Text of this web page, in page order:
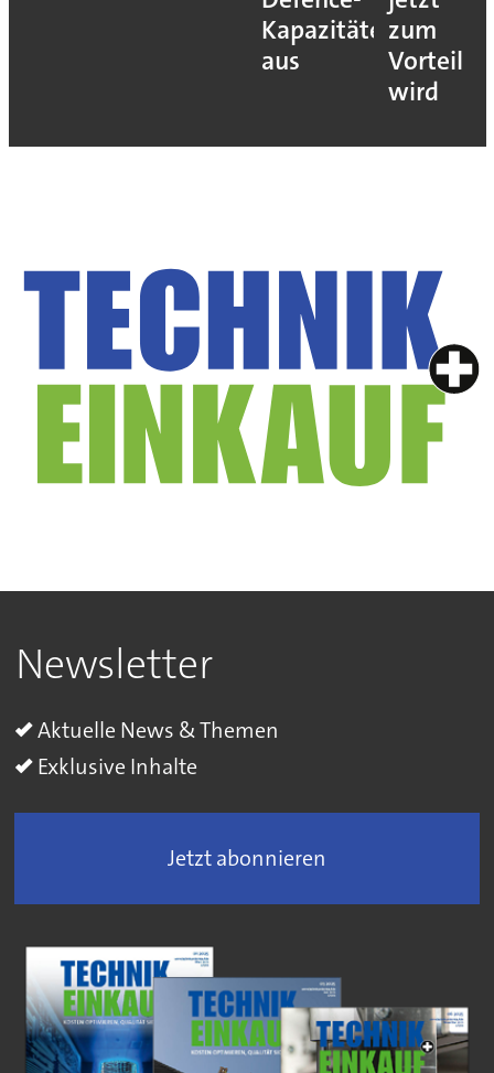
Kapazitäten
aus
zum
Vorteil
wird
Newsletter
Aktuelle News & Themen
Exklusive Inhalte
Jetzt abonnieren